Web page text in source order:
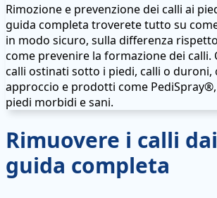
Rimozione e prevenzione dei calli ai
guida completa troverete tutto su
in modo sicuro, sulla differenza
come prevenire la formazione dei calli.
calli ostinati sotto i piedi, calli o duroni,
approccio e prodotti come
piedi morbidi e sani.
Rimuovere i calli
guida completa